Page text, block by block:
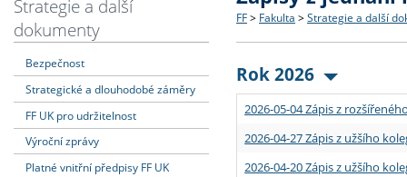
Dozvědět se více Strategie a další
Podpora a benefity pro
Absolventi fakulty
Podat přihlášku Učitelské studijní
Informace k průběhu
Dozvědět se více Doktorské studium
Rigorózní řízení
Dozvědět se více Akademické kvalifikace
Granty a projekty
Dozvědět se více Vyjíždějící studenti
Přijíždějící studenti
Vyjíždějící zaměstnanci
Strategie a další
dokumenty
Bezpečnost
Strategické a dlouhodobé záměry
FF UK pro udržitelnost
Výroční zprávy
Platné vnitřní předpisy FF UK
FF > Fakulta > Strategie a další
Rok 2026
2026-05-04 Zápis z
2026-04-27 Zápis z užšího
2026-04-20 Zápis z užšího